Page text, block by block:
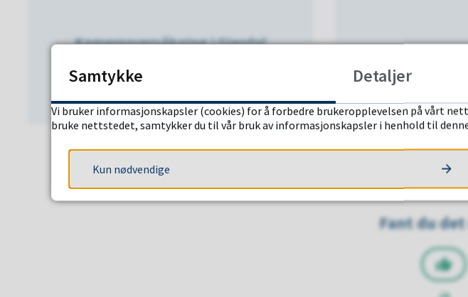
Kameraovervåkning i Gjesdal
Fant du
Samtykke Detaljer
Vi bruker informasjonskapsler (cookies) for å forbedre brukeropplevelsen på vårt
bruke nettstedet, samtykker du til vår bruk av informasjonskapsler i henhold til
Kun nødvendige